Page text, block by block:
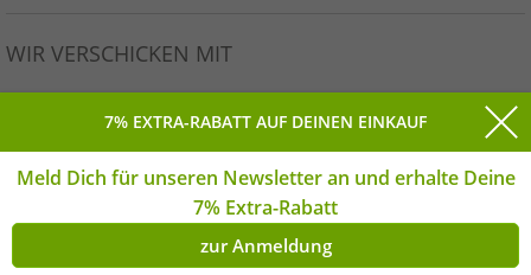
WIR VERSCHICKEN MIT
Alle Preise inkl. gesetzlicher MwSt. * Unverbindliche
Preisempfehlung des Herstellers. | © Copyright 2026
Outlet46.de GmbH Alle Rechte vorbehalten. | **Montag-
Freitag | *(DE)
7% EXTRA-RABATT AUF DEINEN EINKAUF
Meld Dich für unseren Newsletter an und erhalte Deine
7% Extra-Rabatt
zur Anmeldung